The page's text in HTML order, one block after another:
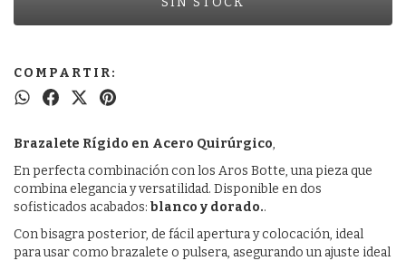
COMPARTIR:
Brazalete Rígido en Acero Quirúrgico,
En perfecta combinación con los Aros Botte, una pieza que
combina elegancia y versatilidad. Disponible en dos
sofisticados acabados: blanco y dorado..
Con bisagra posterior, de fácil apertura y colocación, ideal
para usar como brazalete o pulsera, asegurando un ajuste ideal